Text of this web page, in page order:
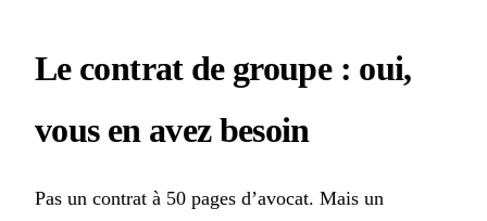
Le contrat de groupe : oui,
vous en avez besoin
Pas un contrat à 50 pages d’avocat. Mais un